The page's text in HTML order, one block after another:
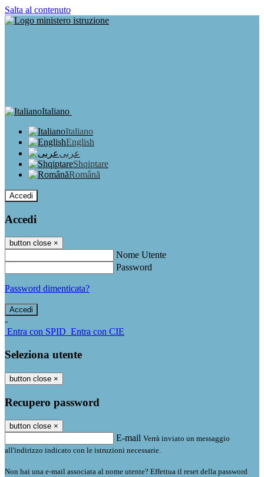
Salta al contenuto
Italiano
Italiano
English
عربى
Shqiptare
Română
Accedi
Accedi
button close ×
Nome Utente
Password
Password dimenticata?
-
Entra con SPID Entra con CIE
Seleziona utente
button close ×
Recupero password
button close ×
E-mail Verrà inviato un messaggio
all'indirizzo indicato con le istruzioni necessarie.
Non hai una e-mail associata al nome utente? Effettua il reset della password